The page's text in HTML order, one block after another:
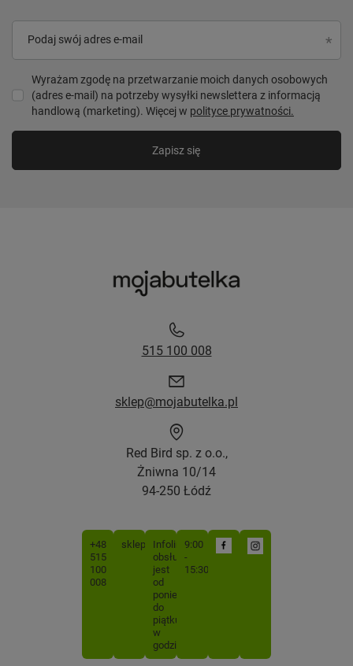
Podaj swój adres e-mail
Wyrażam zgodę na przetwarzanie moich danych osobowych
(adres e-mail) na potrzeby wysyłki newslettera z informacją
handlową (marketing). Więcej w polityce prywatności.
Zapisz się
515 100 008
sklep@mojabutelka.pl
Red Bird sp. z o.o.,
Żniwna 10/14
94-250 Łódź
+48
515
100
008
sklep@mojabutelka.pl
Infolinia
obsługiwana
jest
od
poniedziałku
do
piątku
w
godzinach
9:00
-
15:30